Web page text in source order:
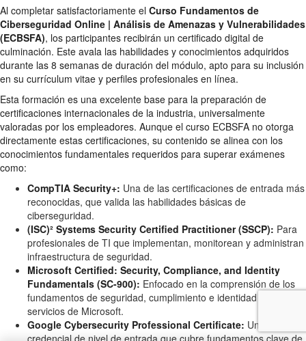
Al completar satisfactoriamente el Curso Fundamentos de
Ciberseguridad Online | Análisis de Amenazas y Vulnerabilidades
(ECBSFA), los participantes recibirán un certificado digital de
culminación. Este avala las habilidades y conocimientos adquiridos
durante las 8 semanas de duración del módulo, apto para su inclusión
en su currículum vitae y perfiles profesionales en línea.
Esta formación es una excelente base para la preparación de
certificaciones internacionales de la industria, universalmente
valoradas por los empleadores. Aunque el curso ECBSFA no otorga
directamente estas certificaciones, su contenido se alinea con los
conocimientos fundamentales requeridos para superar exámenes
como:
CompTIA Security+: Una de las certificaciones de entrada más
reconocidas, que valida las habilidades básicas de
ciberseguridad.
(ISC)² Systems Security Certified Practitioner (SSCP): Para
profesionales de TI que implementan, monitorean y administran
infraestructura de seguridad.
Microsoft Certified: Security, Compliance, and Identity
Fundamentals (SC-900): Enfocado en la comprensión de los
fundamentos de seguridad, cumplimiento e identidad en los
servicios de Microsoft.
Google Cybersecurity Professional Certificate: Una
credencial de nivel de entrada que cubre fundamentos clave de